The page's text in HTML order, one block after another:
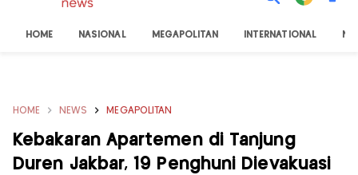
HOME NASIONAL MEGAPOLITAN INTERNATIONAL
HOME NEWS MEGAPOLITAN
Kebakaran Apartemen di Tanjung
Duren Jakbar, 19 Penghuni Dievakuasi